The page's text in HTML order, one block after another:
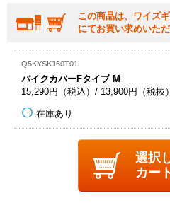
この商品は、ワイズ
にてお買い求めいただ
Q5KYSK160T01
バイクカバーFタイプ M
15,290円（税込）/ 13,900円（税抜）
在庫あり
選択
カー